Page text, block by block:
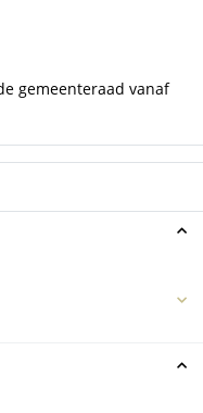
gemeenteraad vanaf